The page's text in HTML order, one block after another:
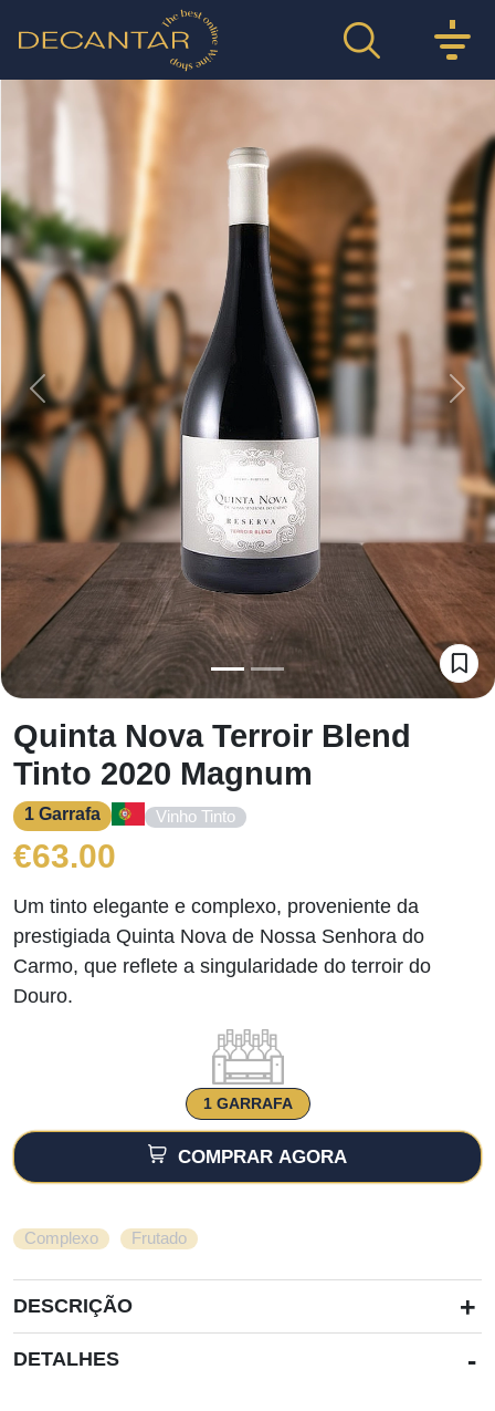
Previous
Quinta Nova Terroir Blend
Tinto 2020 Magnum
1 Garrafa Vinho Tinto
€63.00
Um tinto elegante e complexo, proveniente da
prestigiada Quinta Nova de Nossa Senhora do
Carmo, que reflete a singularidade do terroir do
Douro.
1 GARRAFA
COMPRAR AGORA
Complexo Frutado
DESCRIÇÃO +
DETALHES -